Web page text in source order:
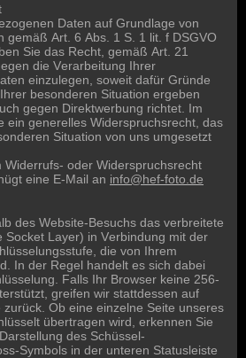
Daten auf Grundlage von
gemäß Art. 6 Abs. 1 S. 1 lit. f DSGVO
Sie das Recht, gemäß Art. 21
die Verarbeitung Ihrer
einzulegen, soweit dafür Gründe
besonderen Situation ergeben
gegen Direktwerbung richtet. Im
ein generelles Widerspruchsrecht, das
Situation von uns umgesetzt
Widerrufs- oder Widerspruchsrecht
eine E-Mail an info@hef-foto.de
des Website-Besuchs das verbreitete
Socket Layer) in Verbindung mit der
die von Ihrem
In der Regel handelt es sich dabei
Falls Ihr Browser keine 256-
greifen wir stattdessen auf
Ob eine einzelne Seite unseres
übertragen wird, erkennen Sie
des Schüssel-
Symbols in der unteren Statusleiste